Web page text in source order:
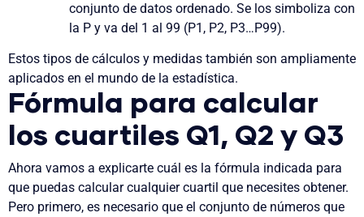
conjunto de datos ordenado. Se los simboliza con
la P y va del 1 al 99 (P1, P2, P3…P99).
Estos tipos de cálculos y medidas también son ampliamente
aplicados en el mundo de la estadística.
Fórmula para calcular
los cuartiles Q1, Q2 y Q3
Ahora vamos a explicarte cuál es la fórmula indicada para
que puedas calcular cualquier cuartil que necesites obtener.
Pero primero, es necesario que el conjunto de números que